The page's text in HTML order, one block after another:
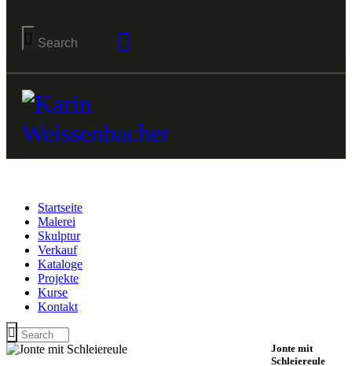
Startseite
Malerei
Skulptur
Verkauf
Kataloge
Projekte
Kurse
Kontakt
Jonte mit
Schleiereule